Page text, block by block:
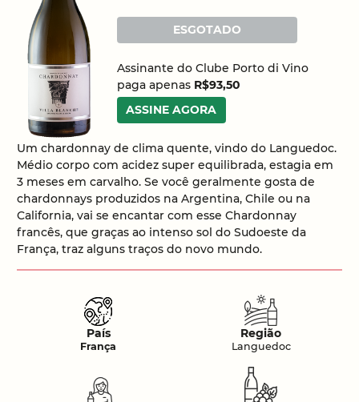
ESGOTADO
Assinante do Clube Porto di Vino
paga apenas R$93,50
ASSINE AGORA
Um chardonnay de clima quente, vindo do Languedoc.
Médio corpo com acidez super equilibrada, estagia em
3 meses em carvalho. Se você geralmente gosta de
chardonnays produzidos na Argentina, Chile ou na
California, vai se encantar com esse Chardonnay
francês, que graças ao intenso sol do Sudoeste da
França, traz alguns traços do novo mundo.
País
França
Região
Languedoc